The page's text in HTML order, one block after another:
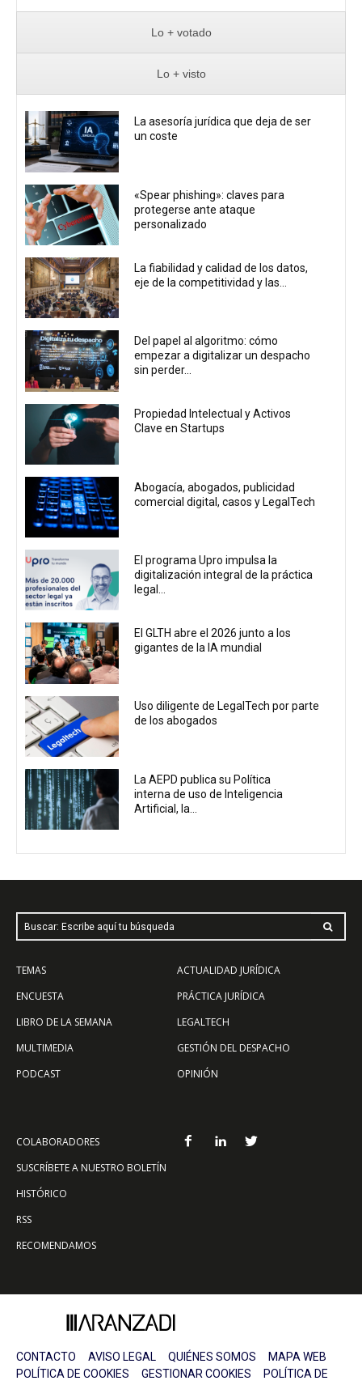
Lo + votado
Lo + visto
La asesoría jurídica que deja de ser
un coste
«Spear phishing»: claves para
protegerse ante ataque
personalizado
La fiabilidad y calidad de los datos,
eje de la competitividad y las...
Del papel al algoritmo: cómo
empezar a digitalizar un despacho
sin perder...
Propiedad Intelectual y Activos
Clave en Startups
Abogacía, abogados, publicidad
comercial digital, casos y LegalTech
El programa Upro impulsa la
digitalización integral de la práctica
legal...
El GLTH abre el 2026 junto a los
gigantes de la IA mundial
Uso diligente de LegalTech por parte
de los abogados
La AEPD publica su Política
interna de uso de Inteligencia
Artificial, la...
Buscar: Escribe aquí tu búsqueda
TEMAS
ENCUESTA
LIBRO DE LA SEMANA
MULTIMEDIA
PODCAST
ACTUALIDAD JURÍDICA
PRÁCTICA JURÍDICA
LEGALTECH
GESTIÓN DEL DESPACHO
OPINIÓN
COLABORADORES
SUSCRÍBETE A NUESTRO BOLETÍN
HISTÓRICO
RSS
RECOMENDAMOS
CONTACTO AVISO LEGAL QUIÉNES SOMOS
MAPA WEB
POLÍTICA DE COOKIES
GESTIONAR COOKIES
POLÍTICA DE